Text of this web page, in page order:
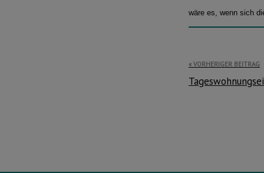
wäre es, wenn sich
VORHERIGER BEITRAG